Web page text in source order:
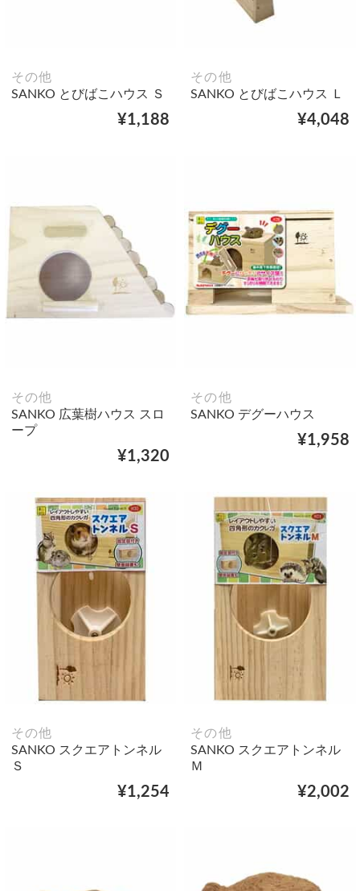
その他
SANKO とびばこハウス Ｓ
¥1,188
その他
SANKO とびばこハウス Ｌ
¥4,048
その他
SANKO 広葉樹ハウス スロ
ープ
¥1,320
その他
SANKO デグーハウス
¥1,958
その他
SANKO スクエアトンネル
Ｓ
¥1,254
その他
SANKO スクエアトンネル
Ｍ
¥2,002